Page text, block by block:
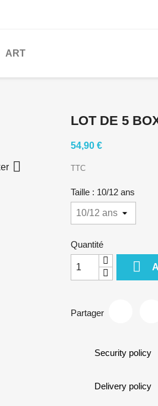
ART

LOT DE 5
54,90 €
TTC
Taille : 10/12 ans
Quantité

Partager
Security policy
Delivery policy